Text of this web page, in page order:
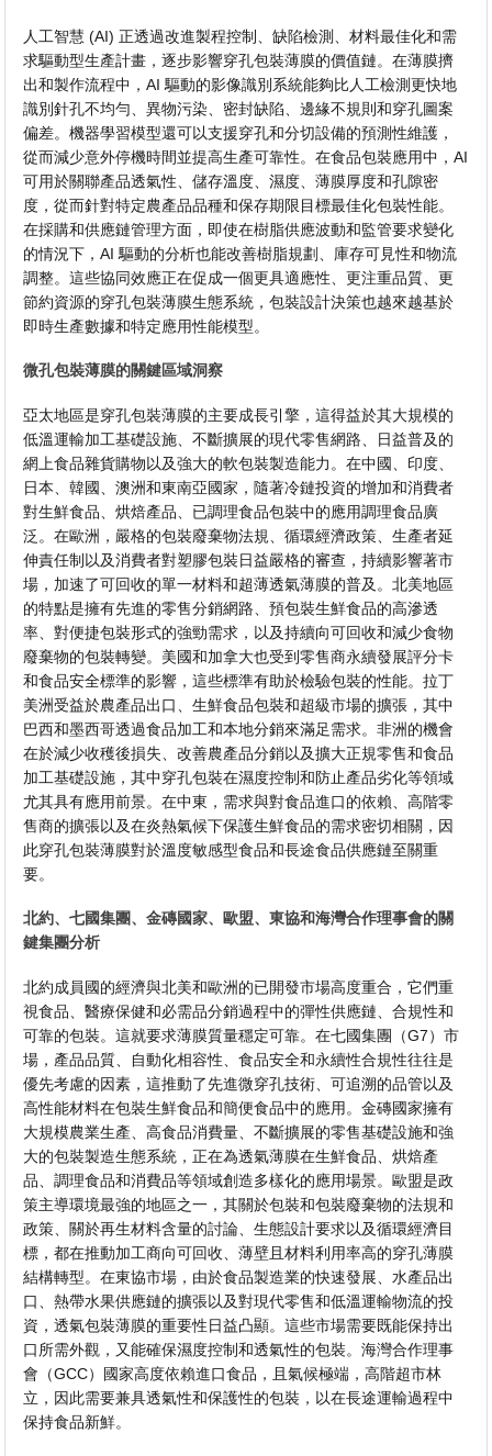
人工智慧 (AI) 正透過改進製程控制、缺陷檢測、材料最佳化和需
求驅動型生產計畫，逐步影響穿孔包裝薄膜的價值鏈。在薄膜擠
出和製作流程中，AI 驅動的影像識別系統能夠比人工檢測更快地
識別針孔不均勻、異物污染、密封缺陷、邊緣不規則和穿孔圖案
偏差。機器學習模型還可以支援穿孔和分切設備的預測性維護，
從而減少意外停機時間並提高生產可靠性。在食品包裝應用中，AI
可用於關聯產品透氣性、儲存溫度、濕度、薄膜厚度和孔隙密
度，從而針對特定農產品品種和保存期限目標最佳化包裝性能。
在採購和供應鏈管理方面，即使在樹脂供應波動和監管要求變化
的情況下，AI 驅動的分析也能改善樹脂規劃、庫存可見性和物流
調整。這些協同效應正在促成一個更具適應性、更注重品質、更
節約資源的穿孔包裝薄膜生態系統，包裝設計決策也越來越基於
即時生產數據和特定應用性能模型。
微孔包裝薄膜的關鍵區域洞察
亞太地區是穿孔包裝薄膜的主要成長引擎，這得益於其大規模的
低溫運輸加工基礎設施、不斷擴展的現代零售網路、日益普及的
網上食品雜貨購物以及強大的軟包裝製造能力。在中國、印度、
日本、韓國、澳洲和東南亞國家，隨著冷鏈投資的增加和消費者
對生鮮食品、烘焙產品、已調理食品包裝中的應用調理食品廣
泛。在歐洲，嚴格的包裝廢棄物法規、循環經濟政策、生產者延
伸責任制以及消費者對塑膠包裝日益嚴格的審查，持續影響著市
場，加速了可回收的單一材料和超薄透氣薄膜的普及。北美地區
的特點是擁有先進的零售分銷網路、預包裝生鮮食品的高滲透
率、對便捷包裝形式的強勁需求，以及持續向可回收和減少食物
廢棄物的包裝轉變。美國和加拿大也受到零售商永續發展評分卡
和食品安全標準的影響，這些標準有助於檢驗包裝的性能。拉丁
美洲受益於農產品出口、生鮮食品包裝和超級市場的擴張，其中
巴西和墨西哥透過食品加工和本地分銷來滿足需求。非洲的機會
在於減少收穫後損失、改善農產品分銷以及擴大正規零售和食品
加工基礎設施，其中穿孔包裝在濕度控制和防止產品劣化等領域
尤其具有應用前景。在中東，需求與對食品進口的依賴、高階零
售商的擴張以及在炎熱氣候下保護生鮮食品的需求密切相關，因
此穿孔包裝薄膜對於溫度敏感型食品和長途食品供應鏈至關重
要。
北約、七國集團、金磚國家、歐盟、東協和海灣合作理事會的關
鍵集團分析
北約成員國的經濟與北美和歐洲的已開發市場高度重合，它們重
視食品、醫療保健和必需品分銷過程中的彈性供應鏈、合規性和
可靠的包裝。這就要求薄膜質量穩定可靠。在七國集團（G7）市
場，產品品質、自動化相容性、食品安全和永續性合規性往往是
優先考慮的因素，這推動了先進微穿孔技術、可追溯的品管以及
高性能材料在包裝生鮮食品和簡便食品中的應用。金磚國家擁有
大規模農業生產、高食品消費量、不斷擴展的零售基礎設施和強
大的包裝製造生態系統，正在為透氣薄膜在生鮮食品、烘焙產
品、調理食品和消費品等領域創造多樣化的應用場景。歐盟是政
策主導環境最強的地區之一，其關於包裝和包裝廢棄物的法規和
政策、關於再生材料含量的討論、生態設計要求以及循環經濟目
標，都在推動加工商向可回收、薄壁且材料利用率高的穿孔薄膜
結構轉型。在東協市場，由於食品製造業的快速發展、水產品出
口、熱帶水果供應鏈的擴張以及對現代零售和低溫運輸物流的投
資，透氣包裝薄膜的重要性日益凸顯。這些市場需要既能保持出
口所需外觀，又能確保濕度控制和透氣性的包裝。海灣合作理事
會（GCC）國家高度依賴進口食品，且氣候極端，高階超市林
立，因此需要兼具透氣性和保護性的包裝，以在長途運輸過程中
保持食品新鮮。